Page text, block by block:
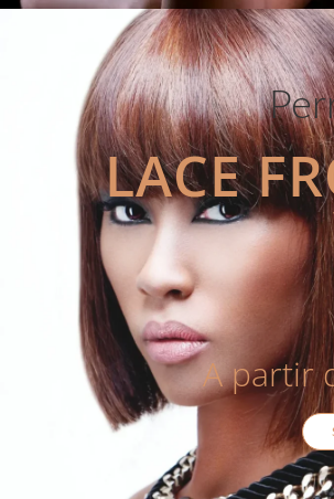
LACE
A partir